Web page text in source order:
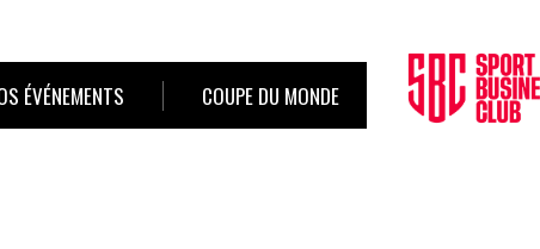
ÉVÉNEMENTS COUPE DU MONDE